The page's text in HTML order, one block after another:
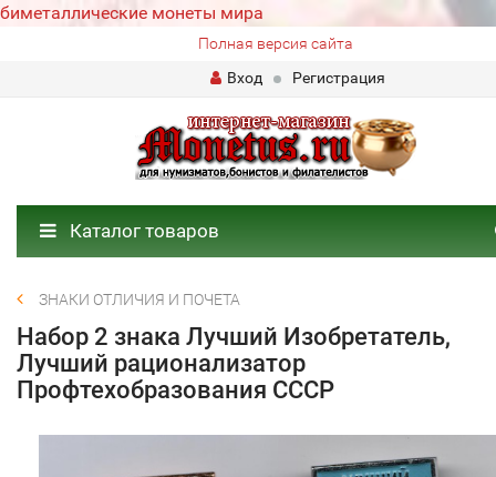
биметаллические монеты мира
Полная версия сайта
Вход
Регистрация
Каталог товаров
ЗНАКИ ОТЛИЧИЯ И ПОЧЕТА
Набор 2 знака Лучший Изобретатель,
Лучший рационализатор
Профтехобразования СССР